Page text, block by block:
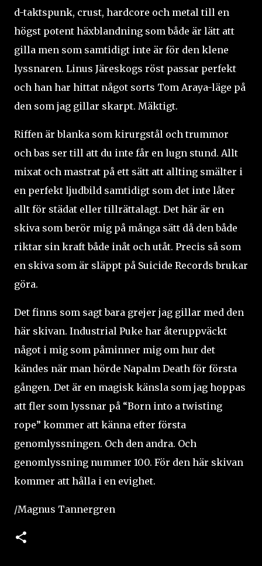
d-taktspunk, crust, hardcore och metal till en
högst potent häxblandning som både är lätt att
gilla men som samtidigt inte är för den klene
lyssnaren. Linus Järeskogs röst passar perfekt
och han har hittat något sorts Tom Araya-läge på
den som jag gillar skarpt. Mäktigt.
Riffen är blanka som kirurgstål och trummor
och bas ser till att du inte får en lugn stund. Allt
mixat och mastrat på ett sätt att allting smälter i
en perfekt ljudbild samtidigt som det inte låter
allt för städat eller tillrättalagt. Det här är en
skiva som berör mig på många sätt då den både
riktar sin kraft både inåt och utåt. Precis så som
en skiva som är släppt på Suicide Records brukar
göra.
Det finns som sagt bara grejer jag gillar med den
här skivan. Industrial Puke har återuppväckt
något i mig som påminner mig om hur det
kändes när man hörde Napalm Death för första
gången. Det är en magisk känsla som jag hoppas
att fler som lyssnar på “Born into a twisting
rope” kommer att känna efter första
genomlyssningen. Och den andra. Och
genomlyssning nummer 100. För den här skivan
kommer att hålla i en evighet.
/Magnus Tannergren